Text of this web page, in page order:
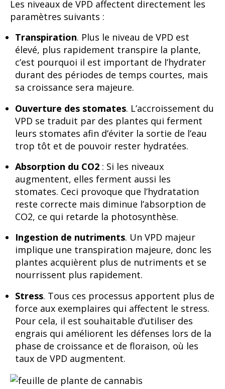
Les niveaux de VPD affectent directement les
paramètres suivants :
Transpiration. Plus le niveau de VPD est
élevé, plus rapidement transpire la plante,
c’est pourquoi il est important de l’hydrater
durant des périodes de temps courtes, mais
sa croissance sera majeure.
Ouverture des stomates. L’accroissement du
VPD se traduit par des plantes qui ferment
leurs stomates afin d’éviter la sortie de l’eau
trop tôt et de pouvoir rester hydratées.
Absorption du CO2 : Si les niveaux
augmentent, elles ferment aussi les
stomates. Ceci provoque que l’hydratation
reste correcte mais diminue l’absorption de
CO2, ce qui retarde la photosynthèse.
Ingestion de nutriments. Un VPD majeur
implique une transpiration majeure, donc les
plantes acquièrent plus de nutriments et se
nourrissent plus rapidement.
Stress. Tous ces processus apportent plus de
force aux exemplaires qui affectent le stress.
Pour cela, il est souhaitable d’utiliser des
engrais qui améliorent les défenses lors de la
phase de croissance et de floraison, où les
taux de VPD augmentent.